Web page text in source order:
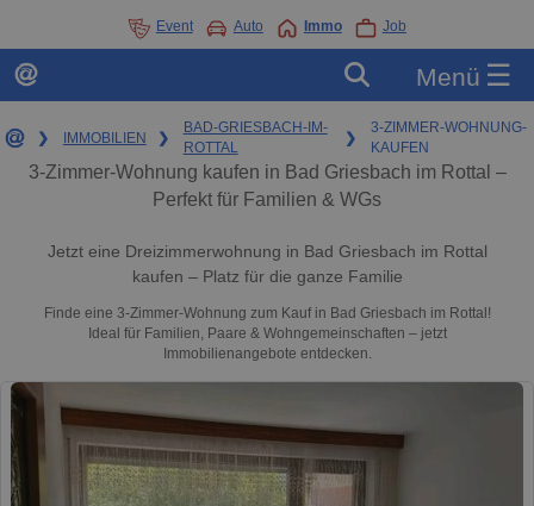
Event Auto Immo Job
Menü ☰
❯ IMMOBILIEN ❯
BAD-GRIESBACH-IM-
ROTTAL
❯
3-ZIMMER-WOHNUNG-
KAUFEN
3-Zimmer-Wohnung kaufen in Bad Griesbach im Rottal –
Perfekt für Familien & WGs
Jetzt eine Dreizimmerwohnung in Bad Griesbach im Rottal
kaufen – Platz für die ganze Familie
Finde eine 3-Zimmer-Wohnung zum Kauf in Bad Griesbach im Rottal!
Ideal für Familien, Paare & Wohngemeinschaften – jetzt
Immobilienangebote entdecken.